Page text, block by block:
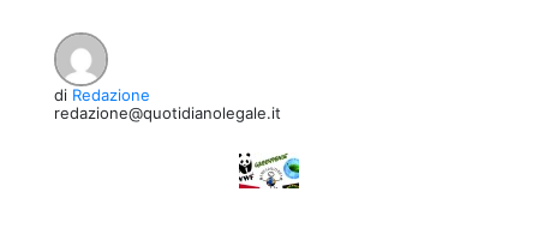
di Redazione
redazione@quotidianolegale.it